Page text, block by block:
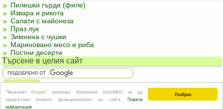
Разбрах
"Веселият Готвач" използва бисквитки (cookies) за да
предостави пълната функционалност на сайта. Повече
информация
Пилешки гърди (филе)
Извара и рикота
Салати с майонеза
Праз лук
Зимнина с чушки
Мариновано месо и риба
Постни десерти
Търсене в целия сайт
За реклама| За контакти|Подкрепете ни | Правила и условия|
информация
© Информацията в този сайт или части от нея не могат да бъдат използвани без